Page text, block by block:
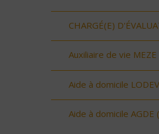
CHARGÉ(E)
Auxiliaire de vie
Aide à domicile
Aide à domicile AGDE